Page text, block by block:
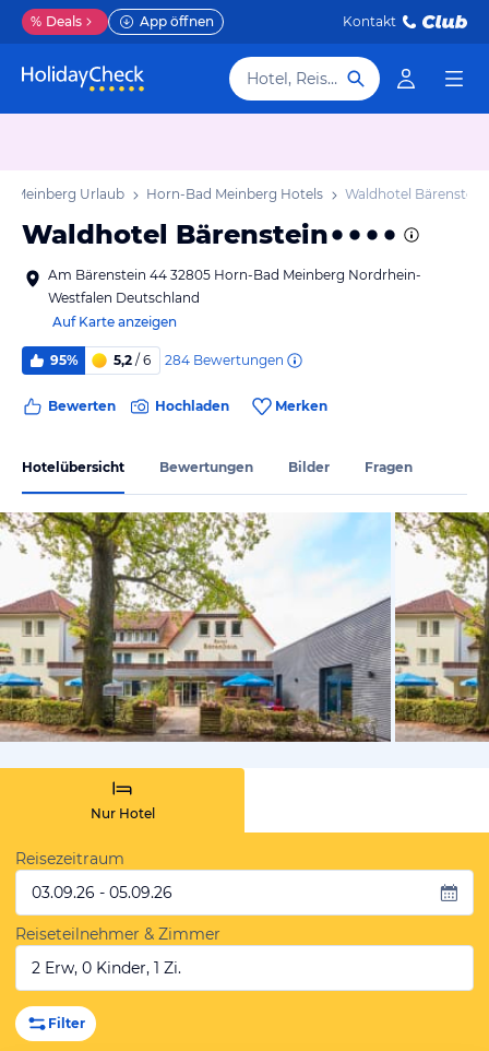
% Deals App öffnen Kontakt
Hotel, Reiseziel
Meinberg Urlaub Horn-Bad Meinberg Hotels Waldhotel Bärenstein
Waldhotel Bärenstein
Am Bärenstein 44 32805 Horn-Bad Meinberg Nordrhein-
Westfalen Deutschland
Auf Karte anzeigen
95% 5,2 / 6 284 Bewertungen
Bewerten Hochladen Merken
Hotelübersicht Bewertungen Bilder Fragen
vom
Nur Hotel
Reisezeitraum
03.09.26 - 05.09.26
Reiseteilnehmer & Zimmer
2 Erw, 0 Kinder, 1 Zi.
Filter